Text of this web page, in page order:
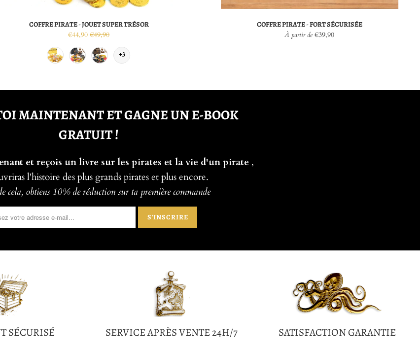
COFFRE PIRATE - JOUET SUPER TRÉSOR
€44,90 €49,90
+3
COFFRE PIRATE - FORT SÉCURISÉE
À partir de €39,90
MAINTENANT ET GAGNE UN E-BOOK
GRATUIT !
et reçois un livre sur les pirates et la vie d'un pirate,
l'histoire des plus grands pirates et plus encore.
cela, obtiens 10% de réduction sur ta première commande
SÉCURISÉ SERVICE APRÈS VENTE 24H/7 SATISFACTION GARANTIE